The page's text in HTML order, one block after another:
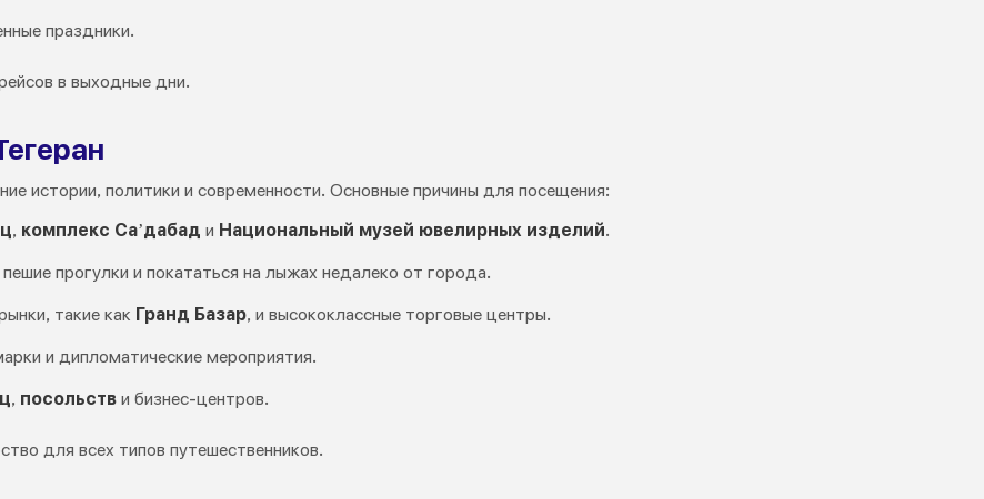
праздники.
в выходные дни.
истории, политики и современности. Основные причины для посещения:
, комплекс Са’дабад и Национальный музей ювелирных изделий.
прогулки и покататься на лыжах недалеко от города.
такие как Гранд Базар, и высококлассные торговые центры.
и дипломатические мероприятия.
, посольств и бизнес-центров.
для всех типов путешественников.